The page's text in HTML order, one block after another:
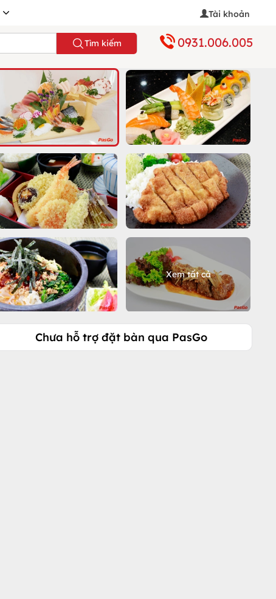
Tài khoản
Tìm kiếm 0931.006.005
Xem tất cả
Chưa hỗ trợ đặt bàn qua PasGo